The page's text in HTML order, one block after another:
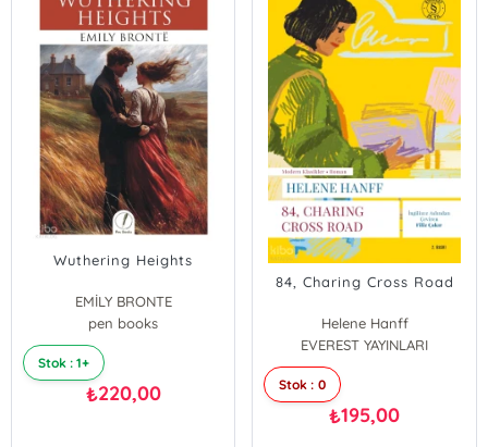
Wuthering Heights
EMİLY BRONTE
pen books
Stok : 1+
₺220,00
84, Charing Cross Road
Helene Hanff
EVEREST YAYINLARI
Stok : 0
₺195,00